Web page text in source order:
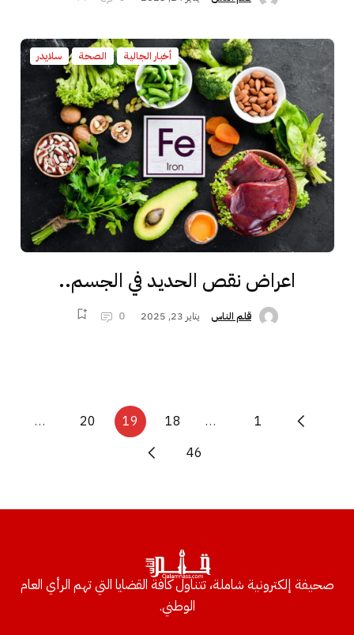
أخبار الجالية الصحة سلايدر
اعراض نقص الحديد في الجسم..
قلم الناس يناير 23, 2025 0
1
…
18
19
20
…
46
صحيفة إلكترونية شاملة، تتناول كافة القضايا التي تهم الرأي العام
الوطني.